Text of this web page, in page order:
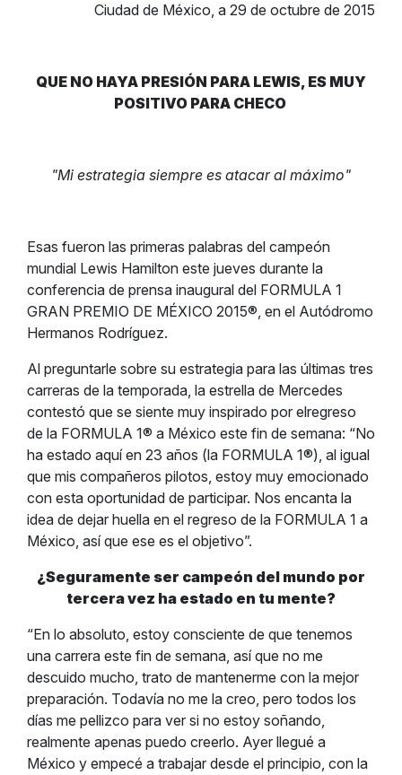
Ciudad de México, a 29 de octubre de 2015
QUE NO HAYA PRESIÓN PARA LEWIS, ES MUY
POSITIVO PARA CHECO
"Mi estrategia siempre es atacar al máximo"
Esas fueron las primeras palabras del campeón
mundial Lewis Hamilton este jueves durante la
conferencia de prensa inaugural del FORMULA 1
GRAN PREMIO DE MÉXICO 2015®, en el Autódromo
Hermanos Rodríguez.
Al preguntarle sobre su estrategia para las últimas tres
carreras de la temporada, la estrella de Mercedes
contestó que se siente muy inspirado por elregreso
de la FORMULA 1® a México este fin de semana: “No
ha estado aquí en 23 años (la FORMULA 1®), al igual
que mis compañeros pilotos, estoy muy emocionado
con esta oportunidad de participar. Nos encanta la
idea de dejar huella en el regreso de la FORMULA 1 a
México, así que ese es el objetivo”.
¿Seguramente ser campeón del mundo por
tercera vez ha estado en tu mente?
“En lo absoluto, estoy consciente de que tenemos
una carrera este fin de semana, así que no me
descuido mucho, trato de mantenerme con la mejor
preparación. Todavía no me la creo, pero todos los
días me pellizco para ver si no estoy soñando,
realmente apenas puedo creerlo. Ayer llegué a
México y empecé a trabajar desde el principio, con la